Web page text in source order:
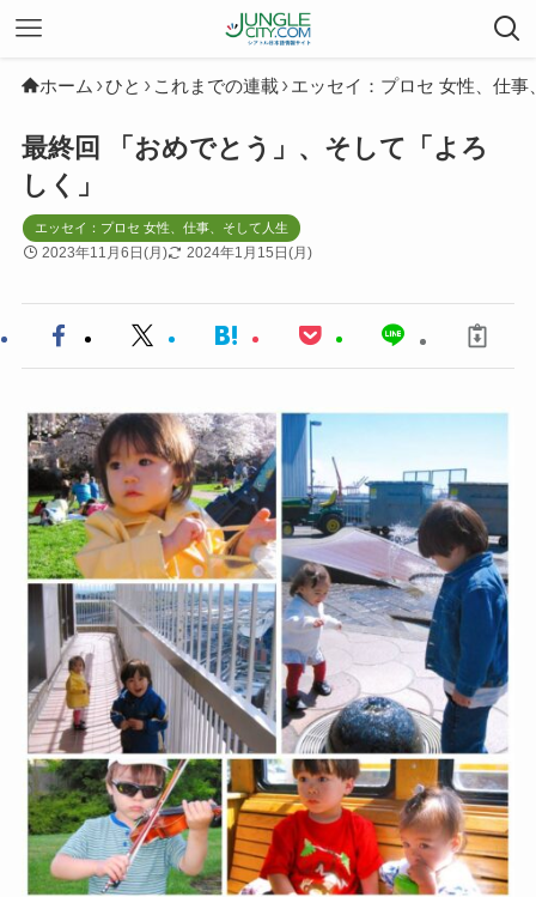
ホーム ひと これまでの連載 エッセイ：プロセ 女性、仕事
最終回 「おめでとう」、そして「よろ
しく」
エッセイ：プロセ 女性、仕事、そして人生
2023年11月6日(月) 2024年1月15日(月)